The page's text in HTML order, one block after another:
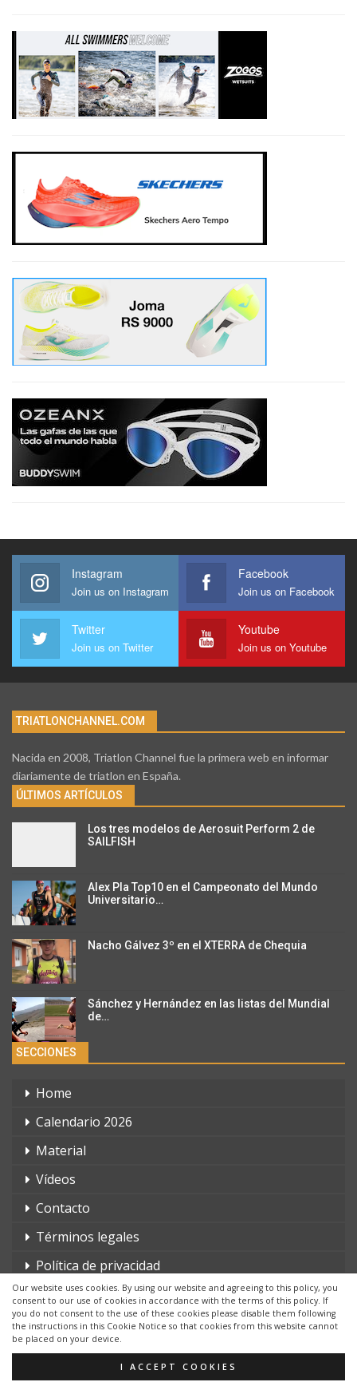
Our website uses cookies. By using our website and agreeing to this policy, you
consent to our use of cookies in accordance with the terms of this policy. If
you do not consent to the use of these cookies please disable them following
the instructions in this Cookie Notice so that cookies from this website cannot
be placed on your device.
I ACCEPT COOKIES
Instagram
Join us on Instagram
Facebook
Join us on Facebook
Twitter
Join us on Twitter
Youtube
Join us on Youtube
TRIATLONCHANNEL.COM
Nacida en 2008, Triatlon Channel fue la primera web en informar
diariamente de triatlon en España.
ÚLTIMOS ARTÍCULOS
Los tres modelos de Aerosuit Perform 2 de
SAILFISH
Alex Pla Top10 en el Campeonato del Mundo
Universitario…
Nacho Gálvez 3º en el XTERRA de Chequia
Sánchez y Hernández en las listas del Mundial
de…
SECCIONES
Home
Calendario 2026
Material
Vídeos
Contacto
Términos legales
Política de privacidad
© 2026 - triatlonchannel.com. Todos los derechos reservados.
Página web creada por:Whyaweb.es